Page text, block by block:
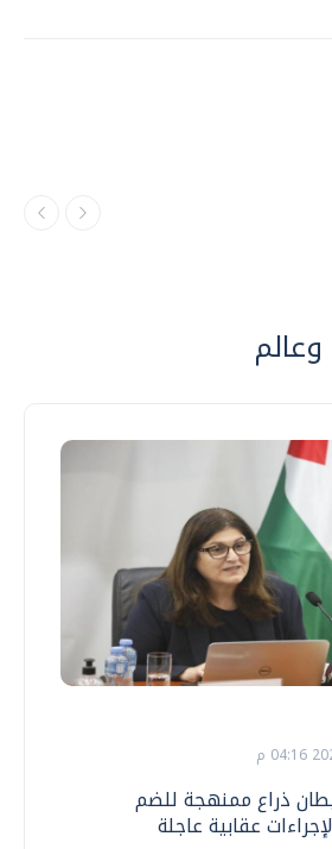
ذراع ممنهجة للضم
عقابية عاجلة